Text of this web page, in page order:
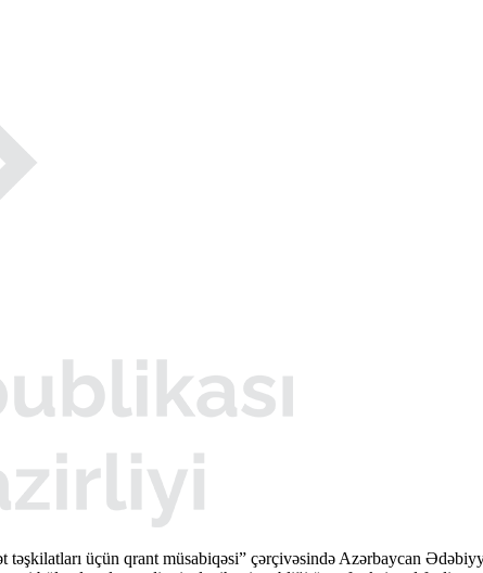
üçün qrant müsabiqəsi” çərçivəsində Azərbaycan